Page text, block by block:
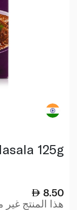
125g
8.50
هذا المنتج غير